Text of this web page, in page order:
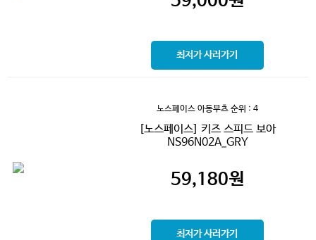
최저가 사러가기
노스페이스 아동부츠 순위 : 4
[노스페이스] 키즈 스피드 보아
NS96N02A_GRY
59,180원
최저가 사러가기